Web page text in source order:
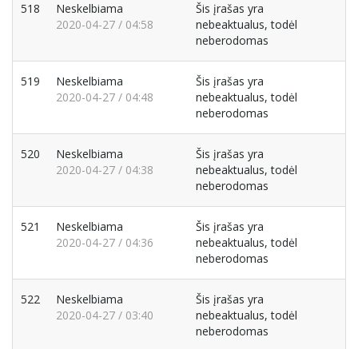
518
Neskelbiama
2020-04-27 / 04:58
Šis įrašas yra
nebeaktualus, todėl
neberodomas
519
Neskelbiama
2020-04-27 / 04:48
Šis įrašas yra
nebeaktualus, todėl
neberodomas
520
Neskelbiama
2020-04-27 / 04:38
Šis įrašas yra
nebeaktualus, todėl
neberodomas
521
Neskelbiama
2020-04-27 / 04:36
Šis įrašas yra
nebeaktualus, todėl
neberodomas
522
Neskelbiama
2020-04-27 / 03:40
Šis įrašas yra
nebeaktualus, todėl
neberodomas